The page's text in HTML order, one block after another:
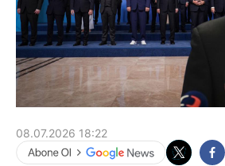
08.07.2026 18:22